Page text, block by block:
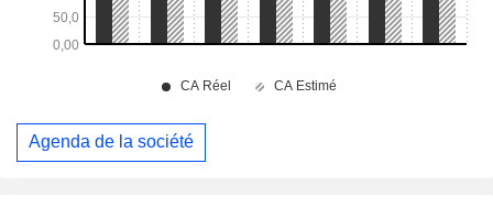
Agenda de la société